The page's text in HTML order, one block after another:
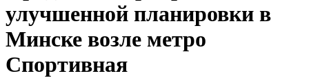
улучшенной планировки в
Минске возле метро
Спортивная